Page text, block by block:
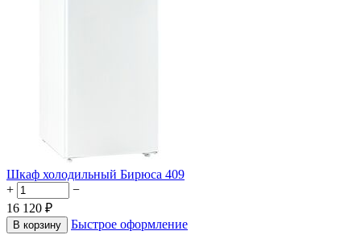
Шкаф холодильный Бирюса 409
+
−
16 120 ₽
В корзину
Быстрое оформление